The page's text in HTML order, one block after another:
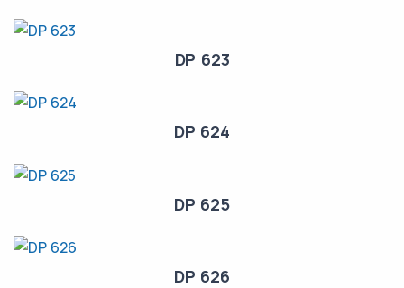
DP 623
DP 624
DP 625
DP 626